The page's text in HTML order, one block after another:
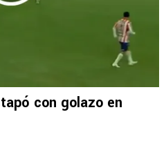
con golazo en